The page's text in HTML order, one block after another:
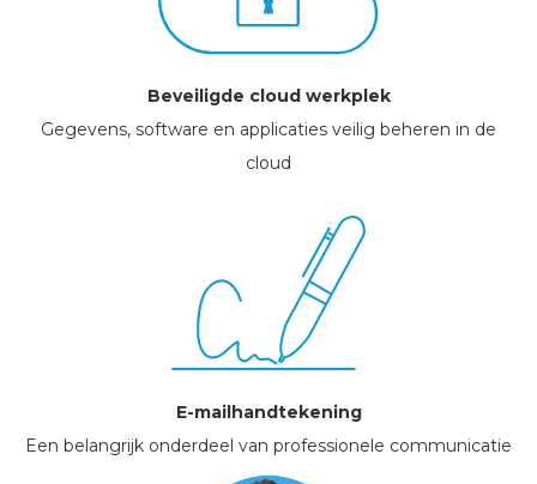
Beveiligde cloud werkplek
Gegevens, software en applicaties veilig beheren in de
cloud
E-mailhandtekening
Een belangrijk onderdeel van professionele communicatie